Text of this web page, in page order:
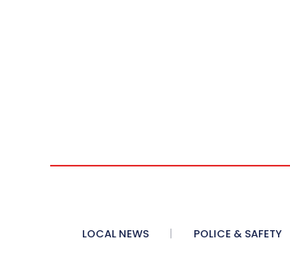
LOCAL NEWS POLICE & SAFETY